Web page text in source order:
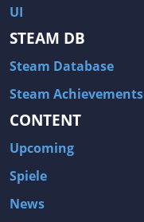
UI
STEAM DB
Steam Database
Steam Achievements
CONTENT
Upcoming
Spiele
News